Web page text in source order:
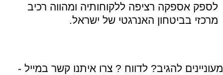
לספק אספקה רציפה ללקוחותיה ומהווה רכיב
מרכזי בביטחון האנרגטי של ישראל.
מעוניינים להגיב? לדווח ? צרו איתנו קשר במייל -